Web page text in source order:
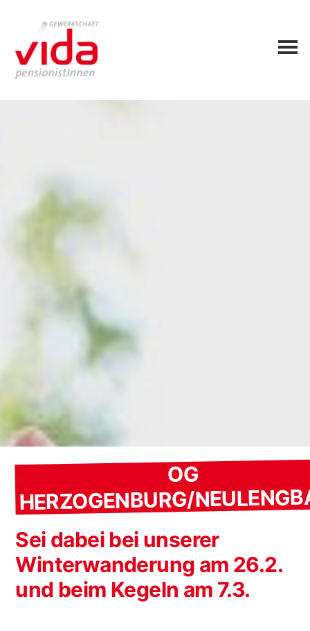
OG
HERZOGENBURG/
Sei dabei bei unserer
Winterwanderung am 26.2.
und beim Kegeln am 7.3.